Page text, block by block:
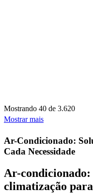
Mostrando 40 de 3.620
Mostrar mais
Ar-Condicionado:
Cada Necessidade
Ar-condicionado:
climatização para